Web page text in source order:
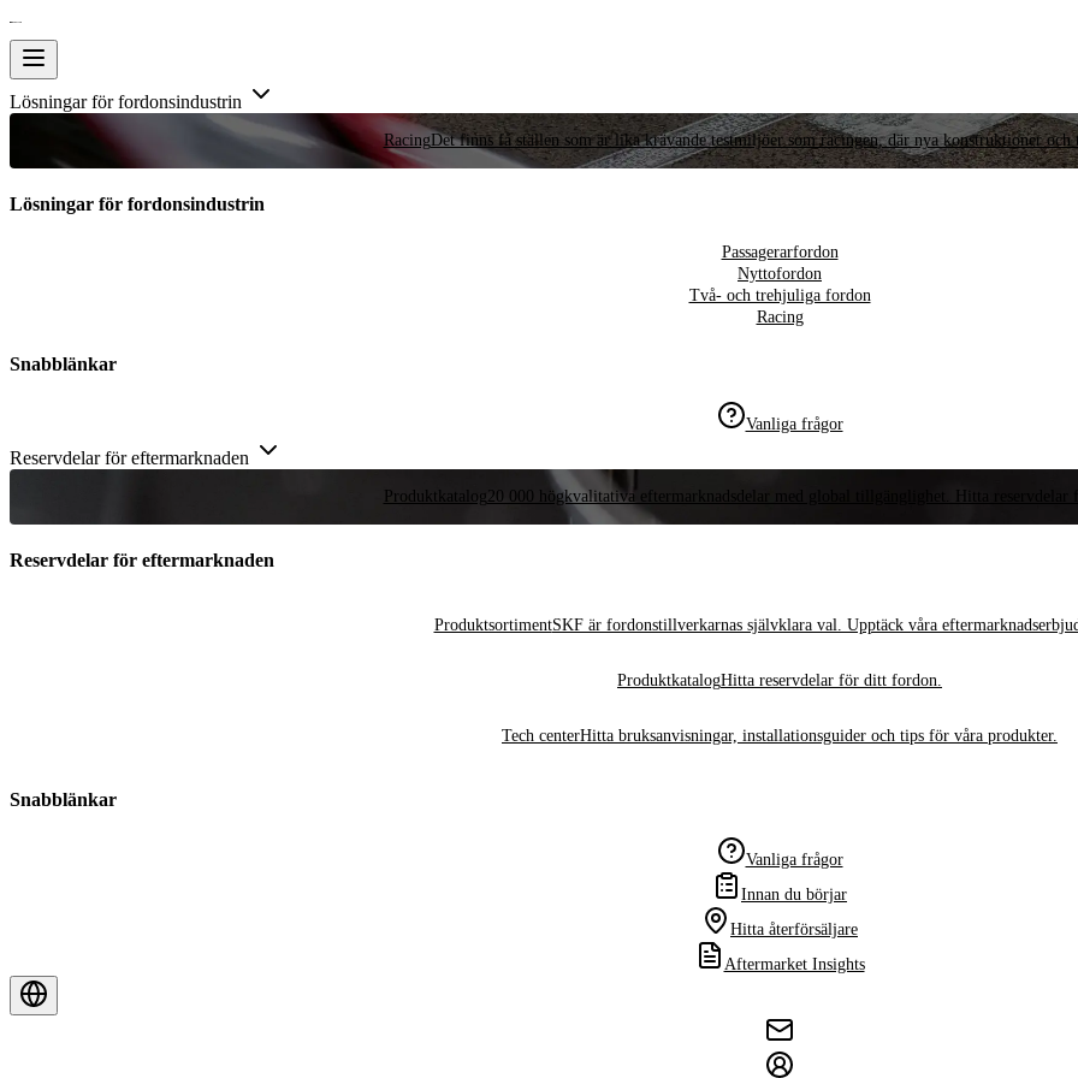
Lösningar för fordonsindustrin
RacingDet finns få ställen som är lika krävande testmiljöer som racingen, där nya konstruktioner och
Lösningar för fordonsindustrin
Passagerarfordon
Nyttofordon
Två- och trehjuliga fordon
Racing
Snabblänkar
Vanliga frågor
Reservdelar för eftermarknaden
Produktkatalog20 000 högkvalitativa eftermarknadsdelar med global tillgänglighet. Hitta reservdelar
Reservdelar för eftermarknaden
ProduktsortimentSKF är fordonstillverkarnas självklara val. Upptäck våra
ProduktkatalogHitta reservdelar för ditt fordon.
Tech centerHitta bruksanvisningar, installationsguider och tips för våra produkter.
Snabblänkar
Vanliga frågor
Innan du börjar
Hitta återförsäljare
Aftermarket Insights